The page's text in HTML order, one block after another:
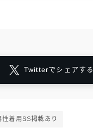
Twitterでシェアする
性着用SS掲載あり